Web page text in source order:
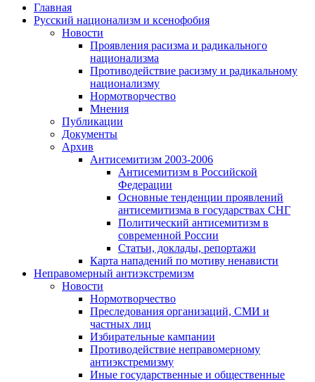
Главная
Русский национализм и ксенофобия
Новости
Проявления расизма и радикального
национализма
Противодействие расизму и радикальному
национализму
Нормотворчество
Мнения
Публикации
Документы
Архив
Антисемитизм 2003-2006
Антисемитизм в Российской
Федерации
Основные тенденции проявлений
антисемитизма в государствах СНГ
Политический антисемитизм в
современной России
Статьи, доклады, репортажи
Карта нападений по мотиву ненависти
Неправомерный антиэкстремизм
Новости
Нормотворчество
Преследования организаций, СМИ и
частных лиц
Избирательные кампании
Противодействие неправомерному
антиэкстремизму
Иные государственные и общественные